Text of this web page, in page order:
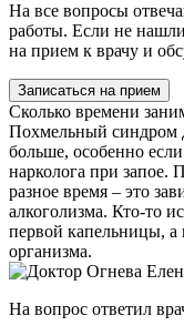
На все вопросы
работы. Если не
на прием к врачу и
Записаться на прием
Сколько времени
Похмельный синдром
больше, особенно
нарколога при запое.
разное время – это
алкоголизма. Кто-то
первой капельницы, а
организма.
На вопрос ответил